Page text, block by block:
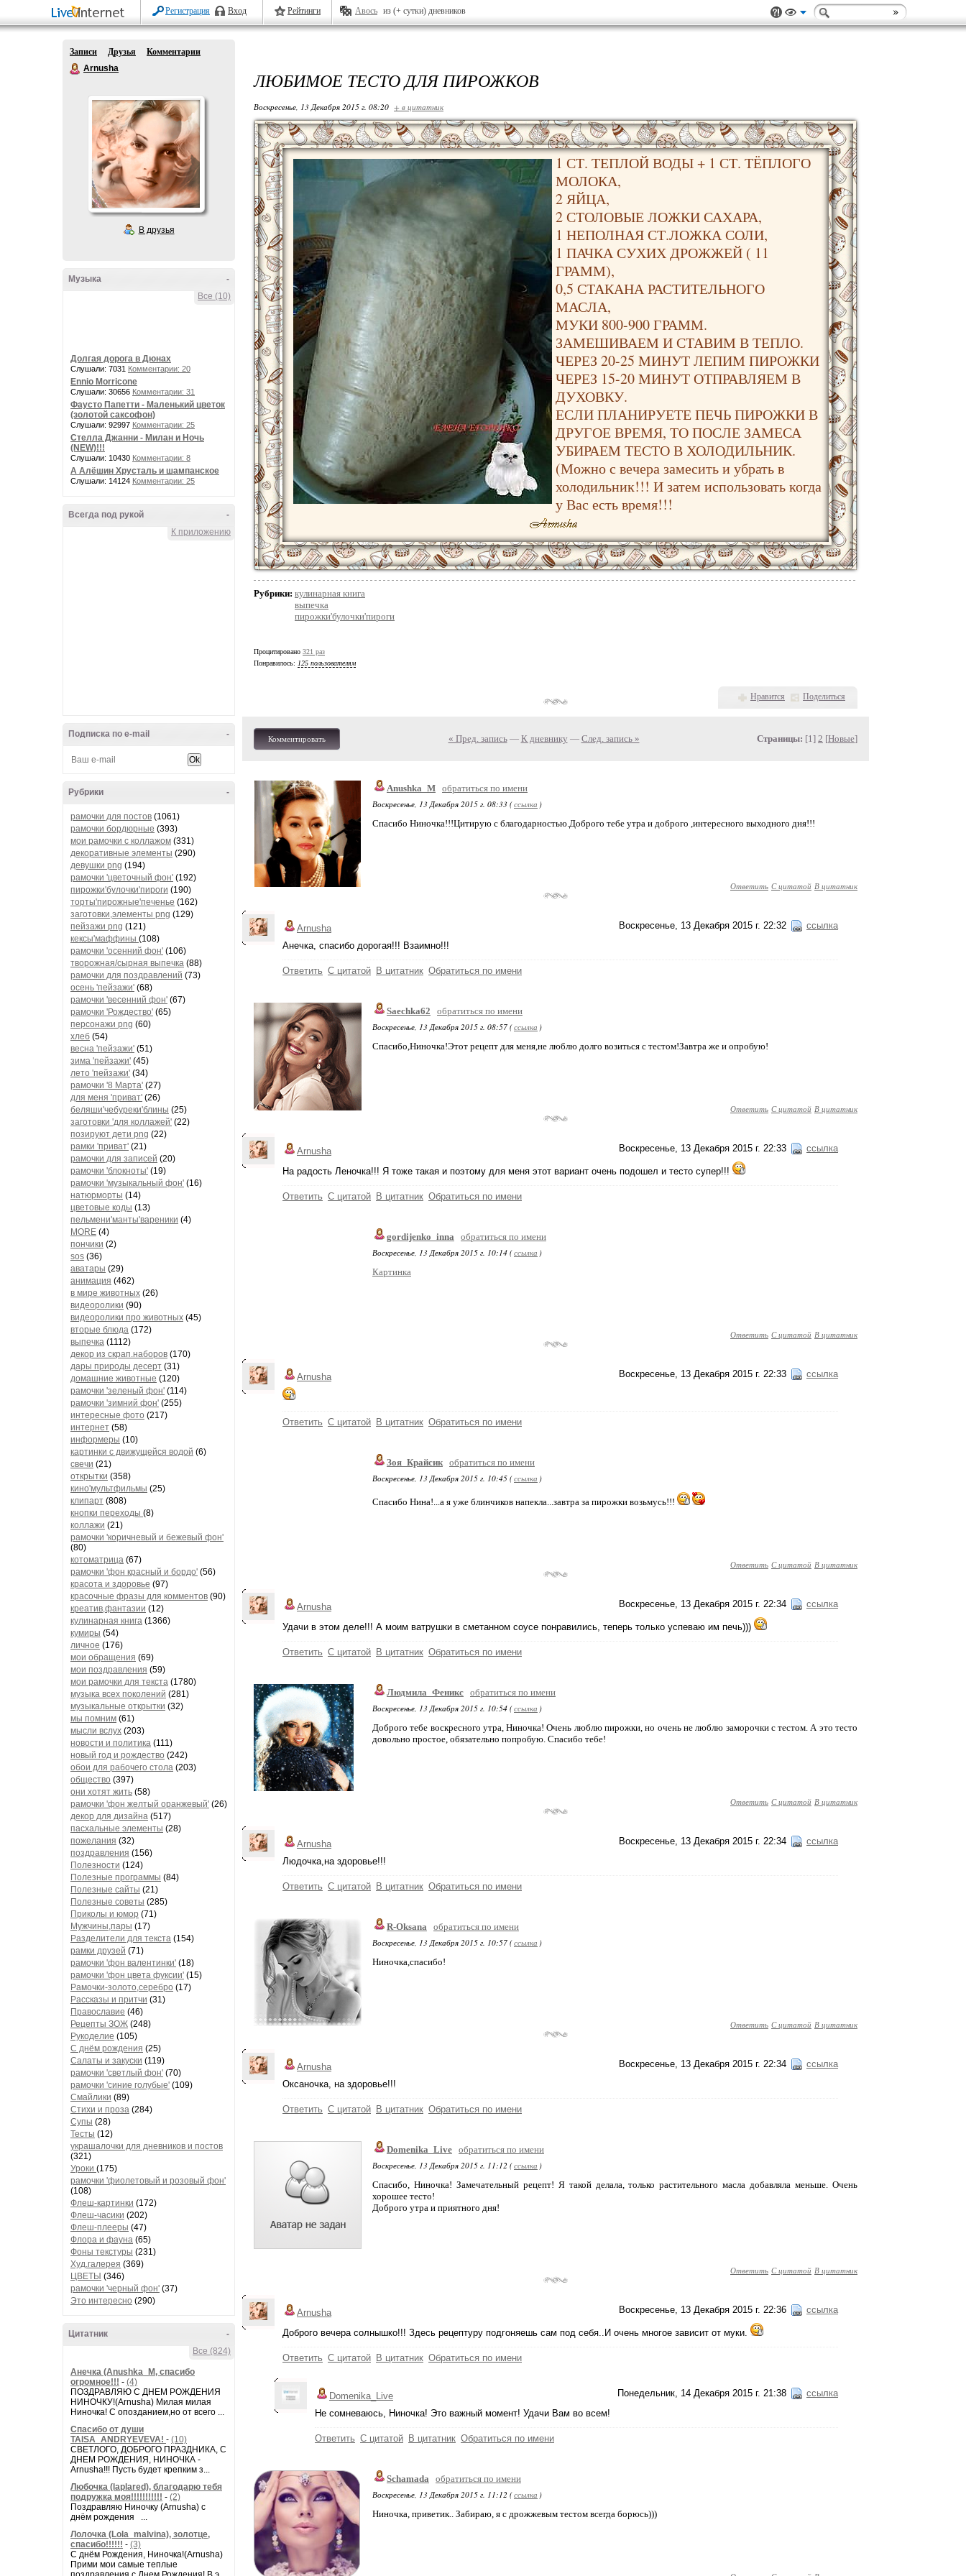
Регистрация Вход Рейтинги Авось из (+ сутки) дневников
Записи Друзья
Комментарии
Arnusha
В друзья
-
Музыка
Все (10)
Долгая дорога в Дюнах
Слушали: 7031 Комментарии: 20
Ennio Morricone
Слушали: 30656 Комментарии: 31
Фаусто Папетти - Маленький цветок
(золотой саксофон)
Слушали: 92997 Комментарии: 25
Стелла Джанни - Милан и Ночь
(NEW)!!!
Слушали: 10430 Комментарии: 8
А Алёшин Хрусталь и шампанское
Слушали: 14124 Комментарии: 25
-
Всегда под рукой
К приложению
-
Подписка по e-mail
-
Рубрики
рамочки для постов (1061)
рамочки бордюрные (393)
мои рамочки с коллажом (331)
декоративные элементы (290)
девушки png (194)
рамочки 'цветочный фон' (192)
пирожки'булочки'пироги (190)
торты'пирожные'печенье (162)
заготовки,элементы png (129)
пейзажи png (121)
кексы'маффины (108)
рамочки 'осенний фон' (106)
творожная/сырная выпечка (88)
рамочки для поздравлений (73)
осень 'пейзажи' (68)
рамочки 'весенний фон' (67)
рамочки 'Рождество' (65)
персонажи png (60)
хлеб (54)
весна 'пейзажи' (51)
зима 'пейзажи' (45)
лето 'пейзажи' (34)
рамочки '8 Марта' (27)
для меня 'приват' (26)
беляши'чебуреки'блины (25)
заготовки 'для коллажей' (22)
позируют дети png (22)
рамки 'приват' (21)
рамочки для записей (20)
рамочки 'блокноты' (19)
рамочки 'музыкальный фон' (16)
натюрморты (14)
цветовые коды (13)
пельмени'манты'вареники (4)
MORE (4)
пончики (2)
sos (36)
аватары (29)
анимация (462)
в мире животных (26)
видеоролики (90)
видеоролики про животных (45)
вторые блюда (172)
выпечка (1112)
декор из скрап.наборов (170)
дары природы десерт (31)
домашние животные (120)
рамочки 'зеленый фон' (114)
рамочки 'зимний фон' (255)
интересные фото (217)
интернет (58)
информеры (10)
картинки с движущейся водой (6)
свечи (21)
открытки (358)
кино'мультфильмы (25)
клипарт (808)
кнопки переходы (8)
коллажи (21)
рамочки 'коричневый и бежевый фон'
(80)
котоматрица (67)
рамочки 'фон красный и бордо' (56)
красота и здоровье (97)
красочные фразы для комментов (90)
креатив,фантазии (12)
кулинарная книга (1366)
кумиры (54)
личное (176)
мои обращения (69)
мои поздравления (59)
мои рамочки для текста (1780)
музыка всех поколений (281)
музыкальные открытки (32)
мы помним (61)
мысли вслух (203)
новости и политика (111)
новый год и рождество (242)
обои для рабочего стола (203)
общество (397)
они хотят жить (58)
рамочки 'фон желтый оранжевый' (26)
декор для дизайна (517)
пасхальные элементы (28)
пожелания (32)
поздравления (156)
Полезности (124)
Полезные программы (84)
Полезные сайты (21)
Полезные советы (285)
Приколы и юмор (71)
Мужчины,пары (17)
Разделители для текста (154)
рамки друзей (71)
рамочки 'фон валентинки' (18)
рамочки 'фон цвета фуксии' (15)
Рамочки-золото,серебро (17)
Рассказы и притчи (31)
Православие (46)
Рецепты ЗОЖ (248)
Рукоделие (105)
С днём рождения (25)
Салаты и закуски (119)
рамочки 'светлый фон' (70)
рамочки 'синие голубые' (109)
Смайлики (89)
Стихи и проза (284)
Супы (28)
Тесты (12)
украшалочки для дневников и постов
(321)
Уроки (175)
рамочки 'фиолетовый и розовый фон'
(108)
Флеш-картинки (172)
Флеш-часики (202)
Флеш-плееры (47)
Флора и фауна (65)
Фоны текстуры (231)
Худ.галерея (369)
ЦВЕТЫ (346)
рамочки 'черный фон' (37)
Это интересно (290)
-
Цитатник
Все (824)
Анечка (Anushka_M, спасибо
огромное!!! - (4)
ПОЗДРАВЛЯЮ С ДНЕМ РОЖДЕНИЯ
НИНОЧКУ!(Arnusha) Милая милая
Ниночка! С опозданием,но от всего ...
Спасибо от души
TAISA_ANDRYEVEVA! - (10)
СВЕТЛОГО, ДОБРОГО ПРАЗДНИКА, С
ДНЕМ РОЖДЕНИЯ, НИНОЧКА -
Arnusha!!! Пусть будет крепким з...
Любочка (laplared), благодарю тебя
подружка моя!!!!!!!!!!! - (2)
Поздравляю Ниночку (Arnusha) с
днём рождения ...
Лолочка (Lola_malvina), золотце,
спасибо!!!!!! - (3)
С днём Рождения, Ниночка!(Аrnusha)
Прими мои самые теплые
ЛЮБИМОЕ ТЕСТО ДЛЯ ПИРОЖКОВ
Воскресенье, 13 Декабря 2015 г. 08:20 + в цитатник
1 СТ. ТЕПЛОЙ ВОДЫ + 1 СТ. ТЁПЛОГО
МОЛОКА,
2 ЯЙЦА,
2 СТОЛОВЫЕ ЛОЖКИ САХАРА,
1 НЕПОЛНАЯ СТ.ЛОЖКА СОЛИ,
1 ПАЧКА СУХИХ ДРОЖЖЕЙ ( 11
ГРАММ),
0,5 СТАКАНА РАСТИТЕЛЬНОГО
МАСЛА,
МУКИ 800-900 ГРАММ.
ЗАМЕШИВАЕМ И СТАВИМ В ТЕПЛО.
ЧЕРЕЗ 20-25 МИНУТ ЛЕПИМ ПИРОЖКИ
ЧЕРЕЗ 15-20 МИНУТ ОТПРАВЛЯЕМ В
ДУХОВКУ.
ЕСЛИ ПЛАНИРУЕТЕ ПЕЧЬ ПИРОЖКИ В
ДРУГОЕ ВРЕМЯ, ТО ПОСЛЕ ЗАМЕСА
УБИРАЕМ ТЕСТО В ХОЛОДИЛЬНИК.
(Можно с вечера замесить и убрать в
холодильник!!! И затем использовать когда
у Вас есть время!!!
Рубрики: кулинарная книга
выпечка
пирожки'булочки'пироги
Процитировано 321 раз
Понравилось: 125 пользователям
Нравится Поделиться
Комментировать « Пред. запись— К дневнику — След. запись » Страницы: [1] 2 [Новые]
Anushka_M обратиться по имени
Воскресенье, 13 Декабря 2015 г. 08:33 (ссылка )
Спасибо Ниночка!!!Цитирую с благодарностью.Доброго тебе утра и доброго ,интересного выходного дня!!!
Ответить С цитатой В цитатник
Воскресенье, 13 Декабря 2015 г. 22:32 ссылка
Arnusha
Анечка, спасибо дорогая!!! Взаимно!!!
Ответить С цитатой В цитатник Обратиться по имени
Saechka62
обратиться по имени
Воскресенье, 13 Декабря 2015 г. 08:57 (ссылка )
Спасибо,Ниночка!Этот рецепт для меня,не люблю долго возиться с тестом!Завтра же и опробую!
Ответить С цитатой В цитатник
Воскресенье, 13 Декабря 2015 г. 22:33 ссылка
Arnusha
На радость Леночка!!! Я тоже такая и поэтому для меня этот вариант очень подошел и тесто супер!!!
Ответить С цитатой В цитатник Обратиться по имени
gordijenko_inna
обратиться по имени
Воскресенье, 13 Декабря 2015 г. 10:14 (ссылка )
Картинка
Ответить С цитатой В цитатник
Воскресенье, 13 Декабря 2015 г. 22:33 ссылка
Arnusha
Ответить С цитатой В цитатник Обратиться по имени
Зоя_Крайсик обратиться по имени
Воскресенье, 13 Декабря 2015 г. 10:45 (ссылка )
Спасибо Нина!...а я уже блинчиков напекла...завтра за пирожки возьмусь!!!
Ответить С цитатой В цитатник
Воскресенье, 13 Декабря 2015 г. 22:34 ссылка
Arnusha
Удачи в этом деле!!! А моим ватрушки в сметанном соусе понравились, теперь только успеваю им печь)))
Ответить С цитатой В цитатник Обратиться по имени
Людмила_Феникс обратиться по имени
Воскресенье, 13 Декабря 2015 г. 10:54 (ссылка )
Доброго тебе воскресного утра, Ниночка! Очень люблю пирожки, но очень не люблю заморочки с тестом. А это тесто
довольно простое, обязательно попробую. Спасибо тебе!
Ответить С цитатой В цитатник
Воскресенье, 13 Декабря 2015 г. 22:34 ссылка
Arnusha
Людочка,на здоровье!!!
Ответить С цитатой В цитатник Обратиться по имени
R-Oksana
обратиться по имени
Воскресенье, 13 Декабря 2015 г. 10:57 (ссылка )
Ниночка,спасибо!
Ответить С цитатой В цитатник
Воскресенье, 13 Декабря 2015 г. 22:34 ссылка
Arnusha
Оксаночка, на здоровье!!!
Ответить С цитатой В цитатник Обратиться по имени
Domenika_Live обратиться по имени
Воскресенье, 13 Декабря 2015 г. 11:12 (ссылка )
Спасибо, Ниночка! Замечательный рецепт! Я такой делала, только растительного масла добавляла меньше. Очень
хорошее тесто!
Доброго утра и приятного дня!
Ответить С цитатой В цитатник
Воскресенье, 13 Декабря 2015 г. 22:36 ссылка
Arnusha
Доброго вечера солнышко!!! Здесь рецептуру подгоняешь сам под себя..И очень многое зависит от муки.
Ответить С цитатой В цитатник Обратиться по имени
Понедельник, 14 Декабря 2015 г. 21:38 ссылка
Domenika_Live
Не сомневаюсь, Ниночка! Это важный момент! Удачи Вам во всем!
Ответить С цитатой В цитатник Обратиться по имени
Schamada
обратиться по имени
Воскресенье, 13 Декабря 2015 г. 11:12 (ссылка )
Ниночка, приветик.. Забираю, я с дрожжевым тестом всегда борюсь)))